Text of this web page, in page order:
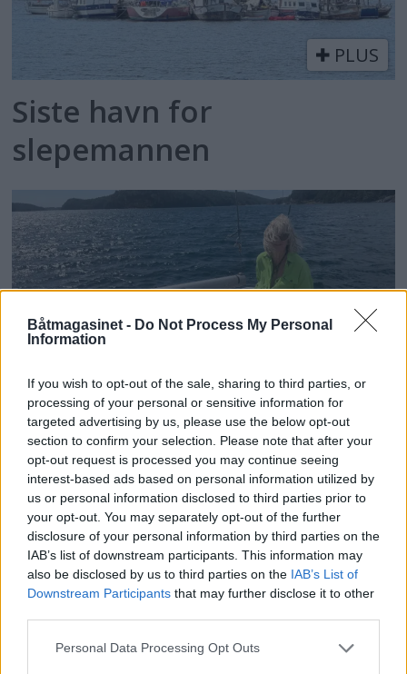
Båtmagasinet - Do Not Process My Personal
Information
If you wish to opt-out of the sale, sharing to third parties, or
processing of your personal or sensitive information for
targeted advertising by us, please use the below opt-out
section to confirm your selection. Please note that after your
opt-out request is processed you may continue seeing
interest-based ads based on personal information utilized by
us or personal information disclosed to third parties prior to
your opt-out. You may separately opt-out of the further
disclosure of your personal information by third parties on the
IAB’s list of downstream participants. This information may
also be disclosed by us to third parties on the IAB’s List of
Downstream Participants that may further disclose it to other
Personal Data Processing Opt Outs
PLUS
Siste havn for
slepemannen
PLUS
Sexolog, jazzmusiker,
rektor og båtfant